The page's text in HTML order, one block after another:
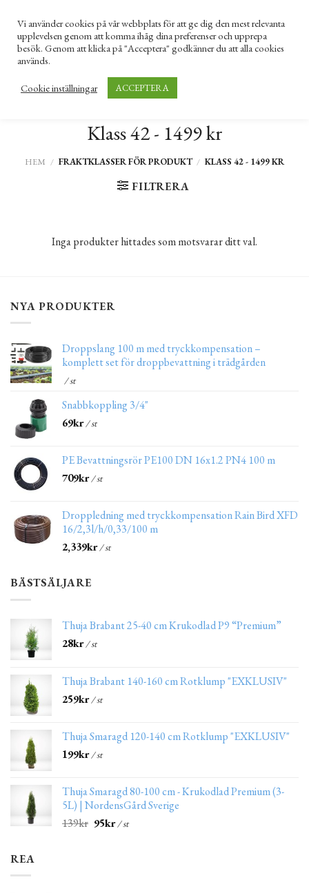
content
efter:
Klass 42 - 1499 kr
HEM / FRAKTKLASSER FÖR PRODUKT / KLASS 42 - 1499 KR
FILTRERA
Inga produkter hittades som motsvarar ditt val.
NYA PRODUKTER
Droppslang 100 m med tryckkompensation –
komplett set för droppbevattning i trädgården
/ st
Snabbkoppling 3/4"
69kr/ st
PE Bevattningsrör PE100 DN 16x1.2 PN4 100 m
709kr/ st
Droppledning med tryckkompensation Rain Bird XFD
16/2,3l/h/0,33/100 m
2,339kr/ st
BÄSTSÄLJARE
Thuja Brabant 25-40 cm Krukodlad P9 “Premium”
28kr/ st
Thuja Brabant 140-160 cm Rotklump "EXKLUSIV"
259kr/ st
Thuja Smaragd 120-140 cm Rotklump "EXKLUSIV"
199kr/ st
Thuja Smaragd 80-100 cm - Krukodlad Premium (3-
5L) | NordensGård Sverige
139kr 95kr/ st
REA
Vi använder cookies på vår webbplats för att ge dig den mest relevanta
upplevelsen genom att komma ihåg dina preferenser och upprepa
besök. Genom att klicka på "Acceptera" godkänner du att alla cookies
används.
Cookie inställningar ACCEPTERA